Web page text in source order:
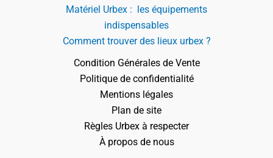
Matériel Urbex : les équipements
indispensables
Comment trouver des lieux urbex ?
Condition Générales de Vente
Politique de confidentialité
Mentions légales
Plan de site
Règles Urbex à respecter
À propos de nous